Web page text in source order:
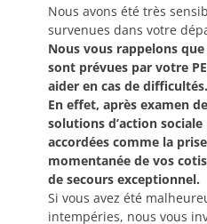
Nous avons été très
survenues dans votre
Nous vous rappelons que
sont prévues par votre
aider en cas de difficultés.
En effet, après examen
solutions d’action
accordées comme la
momentanée de vos
de secours exceptionnel.
Si vous avez été
intempéries, nous vous